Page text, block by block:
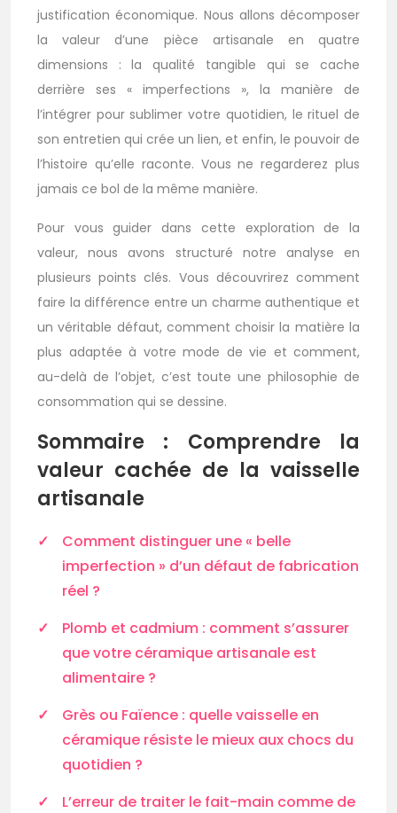
justification économique. Nous allons décomposer
la valeur d’une pièce artisanale en quatre
dimensions : la qualité tangible qui se cache
derrière ses « imperfections », la manière de
l’intégrer pour sublimer votre quotidien, le rituel de
son entretien qui crée un lien, et enfin, le pouvoir de
l’histoire qu’elle raconte. Vous ne regarderez plus
jamais ce bol de la même manière.
Pour vous guider dans cette exploration de la
valeur, nous avons structuré notre analyse en
plusieurs points clés. Vous découvrirez comment
faire la différence entre un charme authentique et
un véritable défaut, comment choisir la matière la
plus adaptée à votre mode de vie et comment,
au-delà de l’objet, c’est toute une philosophie de
consommation qui se dessine.
Sommaire : Comprendre la
valeur cachée de la vaisselle
artisanale
Comment distinguer une « belle
imperfection » d’un défaut de fabrication
réel ?
Plomb et cadmium : comment s’assurer
que votre céramique artisanale est
alimentaire ?
Grès ou Faïence : quelle vaisselle en
céramique résiste le mieux aux chocs du
quotidien ?
L’erreur de traiter le fait-main comme de